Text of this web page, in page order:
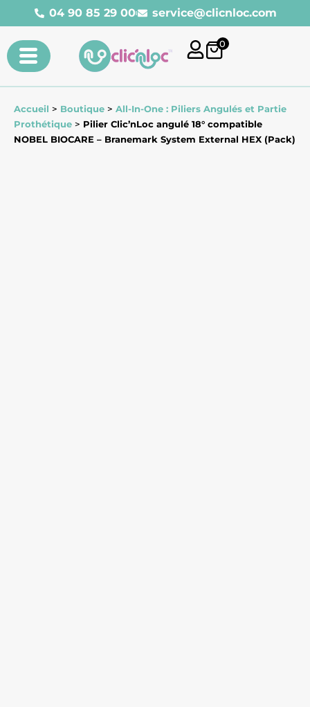
04 90 85 29 00 service@clicnloc.com​
0
Accueil > Boutique > All-In-One : Piliers Angulés et Partie
Prothétique > Pilier Clic’nLoc angulé 18° compatible
NOBEL BIOCARE – Branemark System External HEX (Pack)